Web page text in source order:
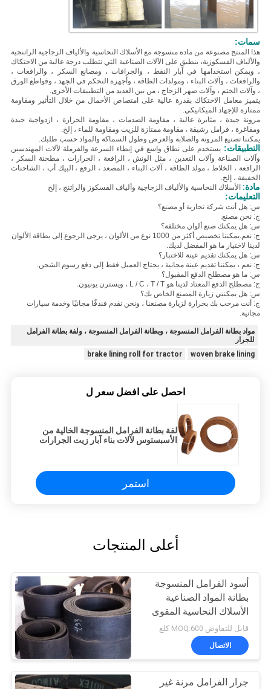
سمات:
هذا المنتج مصنوعة من مادة منسوجة مع الأسلاك النحاسية والألياف الزجاجية الراتنجية
والألياف الفسكوزية، ينطبق على الآلات الصناعية التي تتطلب درجة عالية من الاحتكاك
، ويمكن استخدامها في آبار النفط ، والجرافات ، ومصانع السكر ، والرافعات ،
والرافعات ، وآلات البناء ، ومولدات الطاقة ، وأجهزة التحكم في الجهد ، وقواطع الورق
، وآلات الختم ، وآلات صهر الزجاج ، من بين العديد من التطبيقات الأخرى.
يتميز معامل الاحتكاك بقدرة عالية على امتصاص الأحمال من خلال التأثير ومقاومة
ممتازة للإجهاد الميكانيكي.
مرونة جيدة ، مثابرة عالية ، مقاومة الصدمات ، مقاومة الحرارة ، ازدواجية جيدة
ومفاغرة ، فرامل رشيقة ، مقاومة ممتازة للزيت ومقاومة للماء ، إلخ.
يمكننا تصنيع المرونة والصلابة والعرض وطول السماكة والمواد حسب طلبك.
التطبيقات: يستخدم على نطاق واسع في إبطاء السرعة والفرملة لآلات المهندسين
وآلات الصناعة وآلات التعدين ، مثل الونش ، الرافعة ، الجرارات ، مطحنة السكر ،
الرافعة ، الخلاط ، مولد الطاقة ، آلات البناء ، المصعد ، الرفع ، البيك أب ، الشاحنات
الخفيفة ، إلخ.
مادة: الأسلاك النحاسية والألياف الزجاجية وألياف الفسكوز والراتنج ، إلخ
التعليمات:
س: هل أنت شركة تجارية أو مصنع؟
ج: نحن مصنع.
س: هل يمكنك صنع ألوان مختلفة؟
ج: نعم.يمكننا تخصيص أكثر من 1000 نوع من الألوان ، يرجى الرجوع إلى بطاقة الألوان
لدينا لاختيار ما هو المفضل لديك.
س: هل يمكنك تقديم عينة للاختبار؟
ج: نعم ، يمكننا تقديم عينة مجانية ، يحتاج العميل فقط إلى دفع رسوم الشحن.
س: ما هو مصطلح الدفع المقبول؟
ج: مصطلح الدفع المعتاد لدينا هو L / C ، T / T ، ويسترن يونيون.
س: هل يمكنني زيارة المصنع الخاص بك؟
ج: أنت مرحب بك بحرارة لزيارة مصنعنا ، ونحن نقدم فندقًا مجانيًا وخدمة سيارات
مجانية.
مواد بطانة الفرامل المنسوجة ، وبطانة الفرامل المنسوجة ، ولفة بطانة الفرامل
للجرار
woven brake lining
brake lining roll for tractor
احصل على افضل سعر ل
لفة بطانة الفرامل المنسوجة الخالية من
الأسبستوس لآلات بناء آبار زيت الجرارات
استمر
أعلى المنتجات
أسود الفرامل المنسوجة
بطانة المواد الصناعية
الأسلاك النحاسية المقوى
استخدام رافعة
قابل للتفاوض MOQ:600 كلغ
الاتصال
جرار الفرامل مرنة غير